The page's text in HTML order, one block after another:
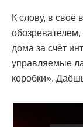
К слову, в
дома за счёт
управляемые
коробки».